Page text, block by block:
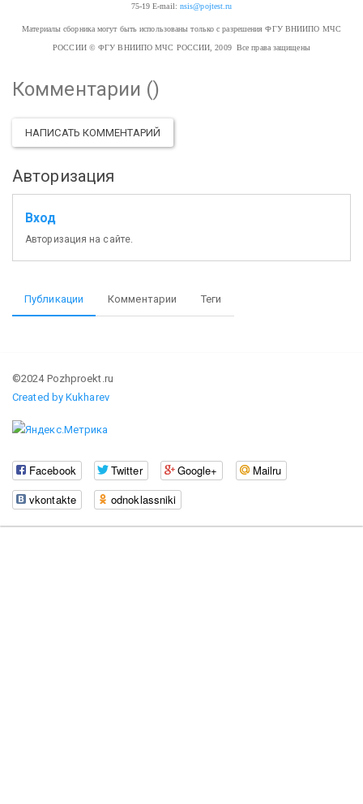
75-19 E-mail: nsis@pojtest.ru
Материалы сборника могут быть использованы только с разрешения ФГУ ВНИИПО МЧС
РОССИИ© ФГУ ВНИИПО МЧС РОССИИ, 2009 Все права защищены
Комментарии ()
НАПИСАТЬ КОММЕНТАРИЙ
Авторизация
Вход
Авторизация на сайте.
Публикации Комментарии Теги
©2024 Pozhproekt.ru
Created by Kukharev
Facebook Twitter Google+
Mailru
vkontakte
odnoklassniki